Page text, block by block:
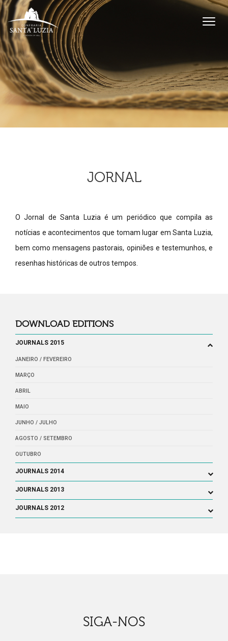
JORNAL
O Jornal de Santa Luzia é um periódico que compila as
notícias e acontecimentos que tomam lugar em Santa Luzia,
bem como mensagens pastorais, opiniões e testemunhos, e
resenhas históricas de outros tempos.
DOWNLOAD EDITIONS
JOURNALS 2015
JANEIRO / FEVEREIRO
MARÇO
ABRIL
MAIO
JUNHO / JULHO
AGOSTO / SETEMBRO
OUTUBRO
JOURNALS 2014
JOURNALS 2013
JOURNALS 2012
SIGA-NOS